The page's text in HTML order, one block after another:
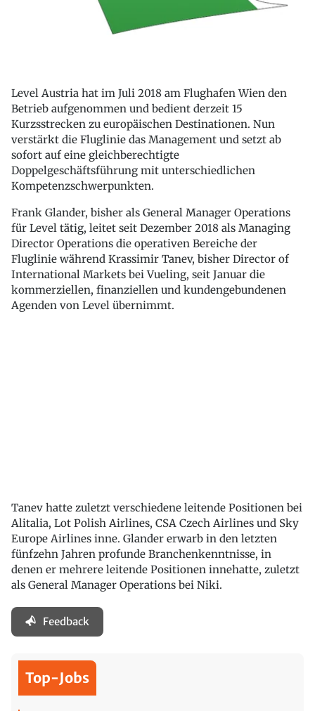
Level Austria hat im Juli 2018 am Flughafen Wien den
Betrieb aufgenommen und bedient derzeit 15
Kurzsstrecken zu europäischen Destinationen. Nun
verstärkt die Fluglinie das Management und setzt ab
sofort auf eine gleichberechtigte
Doppelgeschäftsführung mit unterschiedlichen
Kompetenzschwerpunkten.
Frank Glander, bisher als General Manager Operations
für Level tätig, leitet seit Dezember 2018 als Managing
Director Operations die operativen Bereiche der
Fluglinie während Krassimir Tanev, bisher Director of
International Markets bei Vueling, seit Januar die
kommerziellen, finanziellen und kundengebundenen
Agenden von Level übernimmt.
Tanev hatte zuletzt verschiedene leitende Positionen bei
Alitalia, Lot Polish Airlines, CSA Czech Airlines und Sky
Europe Airlines inne. Glander erwarb in den letzten
fünfzehn Jahren profunde Branchenkenntnisse, in
denen er mehrere leitende Positionen innehatte, zuletzt
als General Manager Operations bei Niki.
Feedback
Top-Jobs